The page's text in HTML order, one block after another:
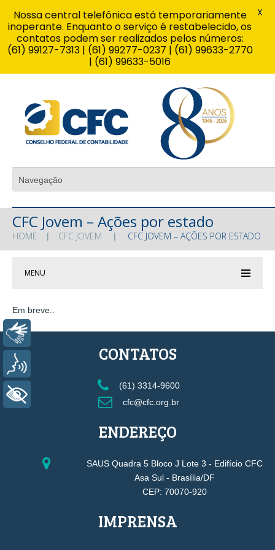
CFC Jovem – Ações por estado
HOME CFC JOVEM CFC JOVEM – AÇÕES POR ESTADO
MENU
Em breve..
CONTATOS
(61) 3314-9600
cfc@cfc.org.br
ENDEREÇO
SAUS Quadra 5 Bloco J Lote 3 - Edifício CFC
Asa Sul - Brasília/DF
CEP: 70070-920
IMPRENSA
Nossa central telefônica está temporariamente
inoperante. Enquanto o serviço é restabelecido, os
contatos podem ser realizados pelos números:
(61) 99127-7313 | (61) 99277-0237 | (61) 99633-2770
| (61) 99633-5016
X
Libras
+ Acessibilidade